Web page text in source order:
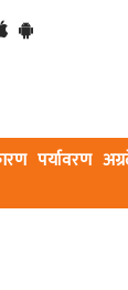
पर्यावरण